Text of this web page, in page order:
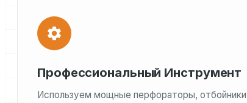
Профессиональный Инструмент
Используем мощные перфораторы, отбойники